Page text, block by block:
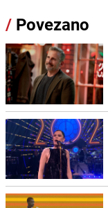
/ Povezano